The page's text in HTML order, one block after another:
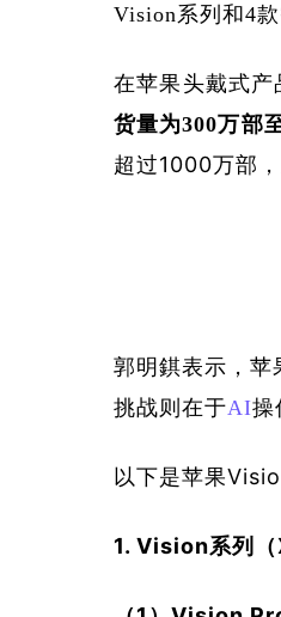
Vision系列和4
在苹果头戴式产
货量为300万部
超过1000万部
郭明錤表示，苹
挑战则在于AI操
以下是苹果
1. Vision系列（